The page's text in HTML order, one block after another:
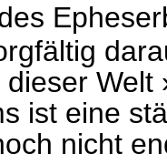
ist eine
nicht